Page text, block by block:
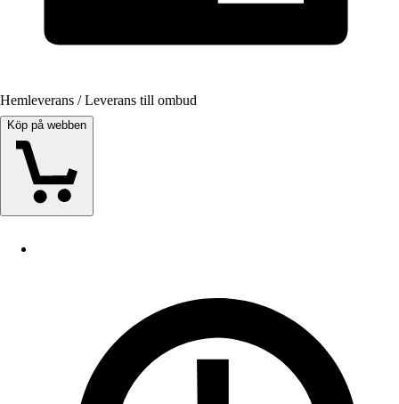
Hemleverans / Leverans till ombud
Köp på webben